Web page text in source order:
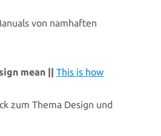
von namhaften
mean || This is how
zum Thema Design und